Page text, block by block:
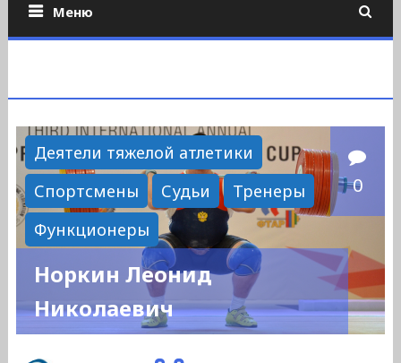
Меню
Деятели тяжелой атлетики
Спортсмены
Судьи
Тренеры
Функционеры
0
Норкин Леонид
Николаевич